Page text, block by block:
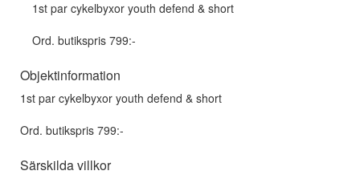
1st par cykelbyxor youth defend & short
Ord. butikspris 799:-
Objektinformation
1st par cykelbyxor youth defend & short
Ord. butikspris 799:-
Särskilda villkor